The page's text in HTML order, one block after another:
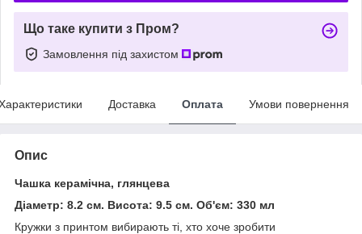
Що таке купити з Пром?
Замовлення під захистом
Доставка Оплата Умови повернення
Опис
Чашка керамічна, глянцева
Діаметр: 8.2 см. Висота: 9.5 см. Об'єм: 330 мл
Кружки з принтом вибирають ті, хто хоче зробити